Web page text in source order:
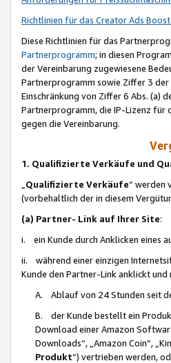
Richtlinien für das Creator Ads
Diese Richtlinien für das
Partnerprogramm; in diesen
der Vereinbarung zugewiesene
Partnerprogramm sowie Ziffer 3
Einschränkung von Ziffer 6 Abs. (a)
Partnerprogramm, die IP-Lizenz für
gegen die Vereinbarung.
1. Qualifizierte Verkäufe und
Qualifizierte Verkäufe“ werden
(vorbehaltlich der in diesem
(a) Partner- Link auf Ihrer Site:
i. ein Kunde durch Anklicken eines
ii. während einer einzigen
Kunde den Partner-Link anklickt
A. Ablauf von 24 Stunden seit
B. der Kunde bestellt ein
Download einer Amazon
Downloads“, „Amazon Coin“,
Produkt“) vertrieben werden,